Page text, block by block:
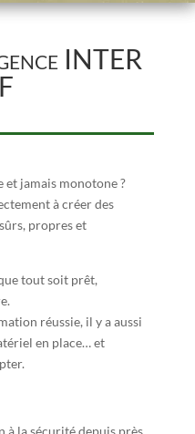
INTER
et jamais monotone ?
à créer des
propres et
tout soit prêt,
réussie, il y a aussi
en place… et
la sécurité depuis près